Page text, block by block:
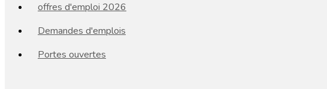
offres d'emploi 2026
Demandes d'emplois
Portes ouvertes